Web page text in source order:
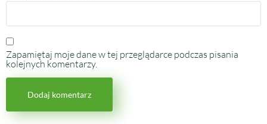
Zapamiętaj moje dane w tej przeglądarce podczas pisania
kolejnych komentarzy.